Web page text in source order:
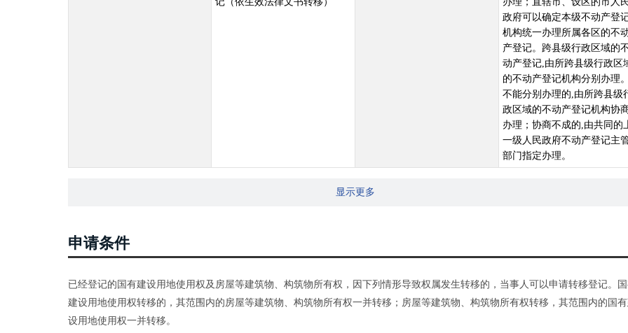
政府可以确定本级不动产登
机构统一办理所属各区的不
产登记。跨县级行政区域的
动产登记,由所跨县级行政区
的不动产登记机构分别办理。
不能分别办理的,由所跨县级
政区域的不动产登记机构协
办理；协商不成的,由共同的
一级人民政府不动产登记主
部门指定办理。
显示更多
申请条件
已经登记的国有建设用地使用权及房屋等建筑物、构筑物所有权，因下列情形导致权属发生转移的，当事人可以申请转移登记。
建设用地使用权转移的，其范围内的房屋等建筑物、构筑物所有权一并转移；房屋等建筑物、构筑物所有权转移，其范围内的国
设用地使用权一并转移。